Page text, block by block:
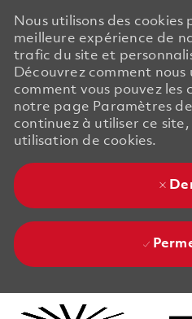
Nous utilisons des
meilleure expérience de
trafic du site et
Découvrez comment nous
comment vous pouvez
notre page Paramètres
continuez à utiliser ce
utilisation de cookies.